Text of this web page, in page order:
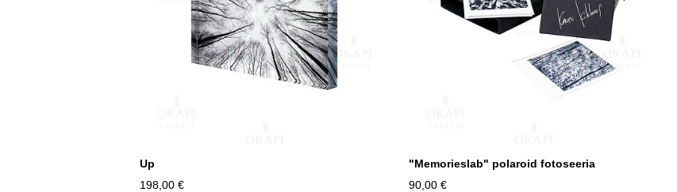
Up
198,00 €
"Memorieslab" polaroid fotoseeria
90,00 €